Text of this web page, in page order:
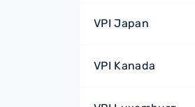
VPI Japan
VPI Kanada